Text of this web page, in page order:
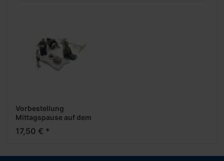
Vorbestellung
Mittagspause auf dem
Feld -1:120- -Figuren
bemalt- ***Messe NH
17,50 € *